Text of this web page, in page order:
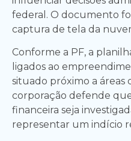
federal. O documento
captura de tela da
Conforme a PF, a
ligados ao
situado próximo a
corporação defende
financeira seja
representar um indício